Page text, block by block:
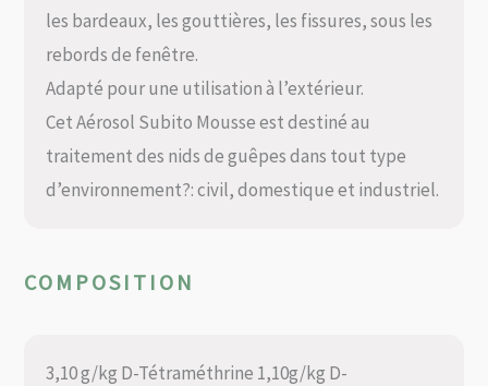
les bardeaux, les gouttières, les fissures, sous les
rebords de fenêtre.
Adapté pour une utilisation à l’extérieur.
Cet Aérosol Subito Mousse est destiné au
traitement des nids de guêpes dans tout type
d’environnement?: civil, domestique et industriel.
COMPOSITION
3,10 g/kg D-Tétraméthrine 1,10g/kg D-